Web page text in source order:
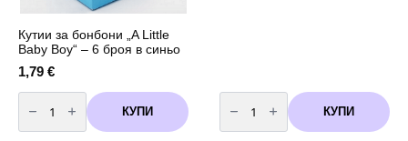
Кутии за бонбони „A Little
Baby Boy“ – 6 броя в синьо
1,79 €
количество
за
Кутии
за
КУПИ
количество
за
Лента
за
КУПИ